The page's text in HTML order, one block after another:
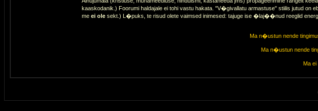
kaaskodanik.) Foorumi haldajale ei tohi vastu hakata. "V�givallatu armastuse" stiilis jutud on
me ei olesekt.) L�puks, te risud olete vaimsed inimesed: tajuge ise �laj��nud reeglid
Ma n�ustun nende
Ma n�ustun nende
Ma